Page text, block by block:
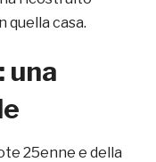
quella casa.
una
25enne e della